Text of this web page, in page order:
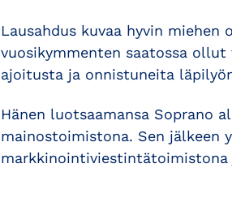
Lausahdus kuvaa hyvin
vuosikymmenten saatossa
ajoitusta ja onnistuneita
Hänen luotsaamansa Soprano
mainostoimistona. Sen
markkinointiviestintätoimistona